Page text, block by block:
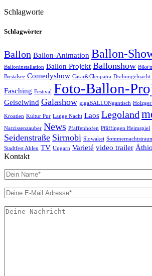
Schlagworte
Schlagwörter
Ballon Ballon-Animation Ballon-
Balloninstallation Ballon Projekt Ballonshow
Bostalsee Comedyshow Cäsar&Cleopatra
Fasching Festival Foto-Ballon-
Geiselwind Galashow gigaBALLONgantisch
Kroatien Kultur Pur Lange Nacht Laos Legoland
Narzissenzauber News Pfaffenhofen Pfäffingen Heimspiel
Seidenstraße Sirmobi Slowakei
Stadtfest Ahlen TV Ungarn Varieté video trailer
Kontakt